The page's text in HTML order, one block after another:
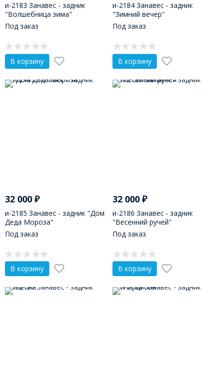
и-2183 Занавес - задник
"Волшебница зима"
Под заказ
В корзину
и-2184 Занавес - задник
"Зимний вечер"
Под заказ
В корзину
32 000 ₽
и-2185 Занавес - задник "Дом
Деда Мороза"
Под заказ
В корзину
32 000₽
и-2186 Занавес - задник
"Весенний ручей"
Под заказ
В корзину